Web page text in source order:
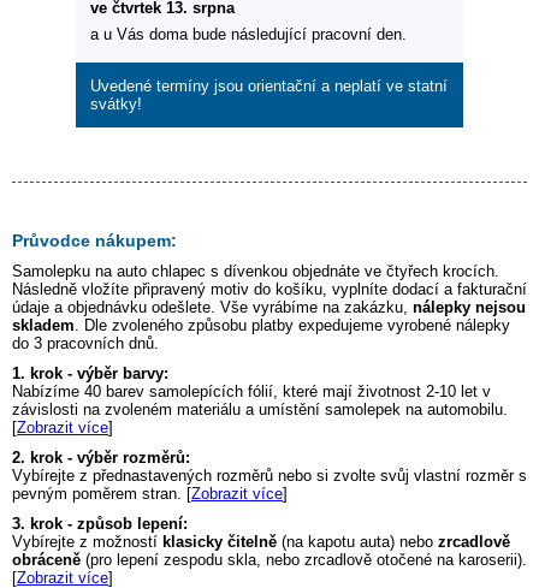
ve čtvrtek 13. srpna
a u Vás doma bude následující pracovní den.
Uvedené termíny jsou orientační a neplatí ve statní
svátky!
Průvodce nákupem:
Samolepku na auto chlapec s dívenkou objednáte ve čtyřech krocích.
Následně vložíte připravený motiv do košíku, vyplníte dodací a fakturační
údaje a objednávku odešlete. Vše vyrábíme na zakázku, nálepky nejsou
skladem . Dle zvoleného způsobu platby expedujeme vyrobené nálepky
do 3 pracovních dnů.
1. krok - výběr barvy:
Nabízíme 40 barev samolepících fólií, které mají životnost 2-10 let v
závislosti na zvoleném materiálu a umístění samolepek na automobilu.
[Zobrazit více]
2. krok - výběr rozměrů:
Vybírejte z přednastavených rozměrů nebo si zvolte svůj vlastní rozměr s
pevným poměrem stran. [Zobrazit více]
3. krok - způsob lepení:
Vybírejte z možností klasicky čitelně (na kapotu auta) nebo zrcadlově
obráceně (pro lepení zespodu skla, nebo zrcadlově otočené na karoserii).
[Zobrazit více]